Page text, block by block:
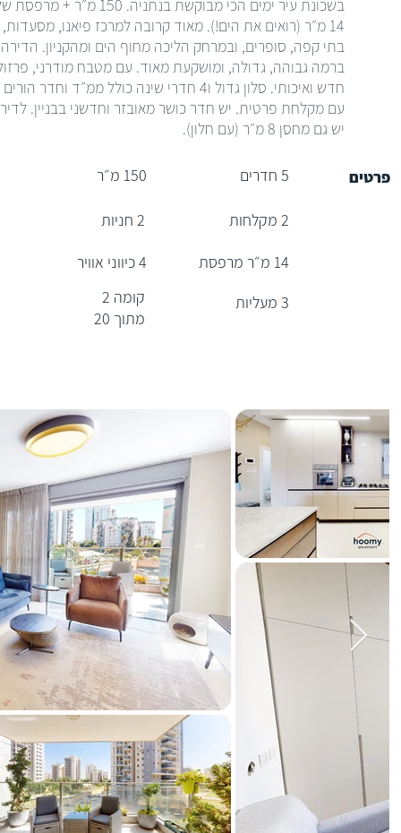
בשכונת עיר ימים הכי מבוקשת בנתניה. 150 מ״ר +
14 מ״ר (רואים את הים!). מאוד קרובה למרכז פיאנו, מסעדות,
בתי קפה, סופרים, ובמרחק הליכה מחוף הים ומהקניון. הדירה
ברמה גבוהה, גדולה, ומושקעת מאוד. עם מטבח מודרני,
חדש ואיכותי. סלון גדול ו4 חדרי שינה כולל ממ״ד וחדר הורים
עם מקלחת פרטית. יש חדר כושר מאובזר וחדשני בבניין.
יש גם מחסן 8 מ״ר (עם חלון).
פרטים 5 חדרים 150 מ״ר
2 מקלחות 2 חניות
14 מ״ר מרפסת
4 כיווני אוויר
קומה 2
מתוך 20
3 מעליות